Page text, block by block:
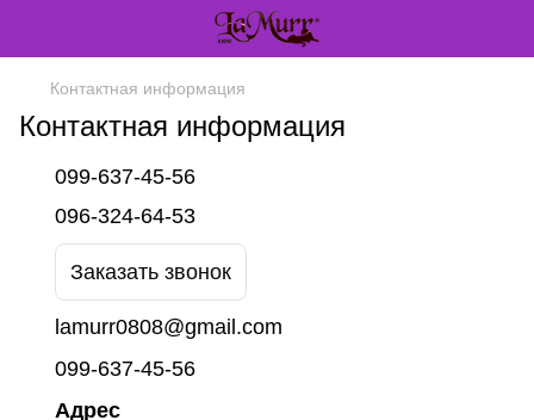
Контактная информация
Контактная информация
099-637-45-56
096-324-64-53
Заказать звонок
lamurr0808@gmail.com
099-637-45-56
Адрес